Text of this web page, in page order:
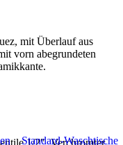
1/2", Verchromter
mit Überlauf aus
vorn abegrundeten
Standard-Waschtische